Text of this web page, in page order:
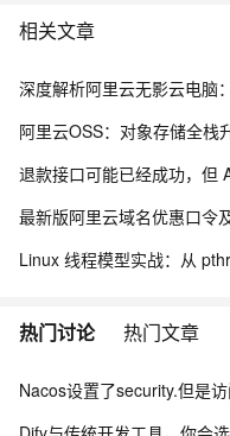
相关文章
阿里云OSS：对象存储全栈
最新版阿里云域名优惠口令
Linux 线程模型实战：从
热门讨论 热门文章